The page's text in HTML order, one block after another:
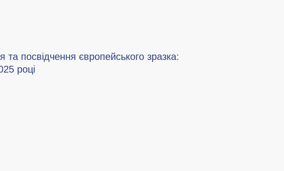
та посвідчення європейського зразка:
році